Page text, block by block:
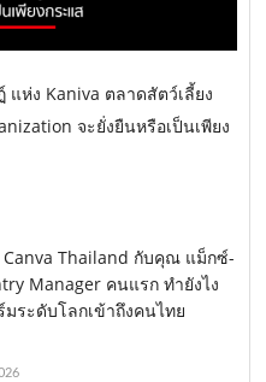
ห่ง Kaniva ตลาดสัตว์เลี้ยง
จะยั่งยืนหรือเป็นเพียง
Canva Thailand กับคุณ แม็กซ์-
Manager คนแรก ทำยังไง
ระดับโลกเข้าถึงคนไทย